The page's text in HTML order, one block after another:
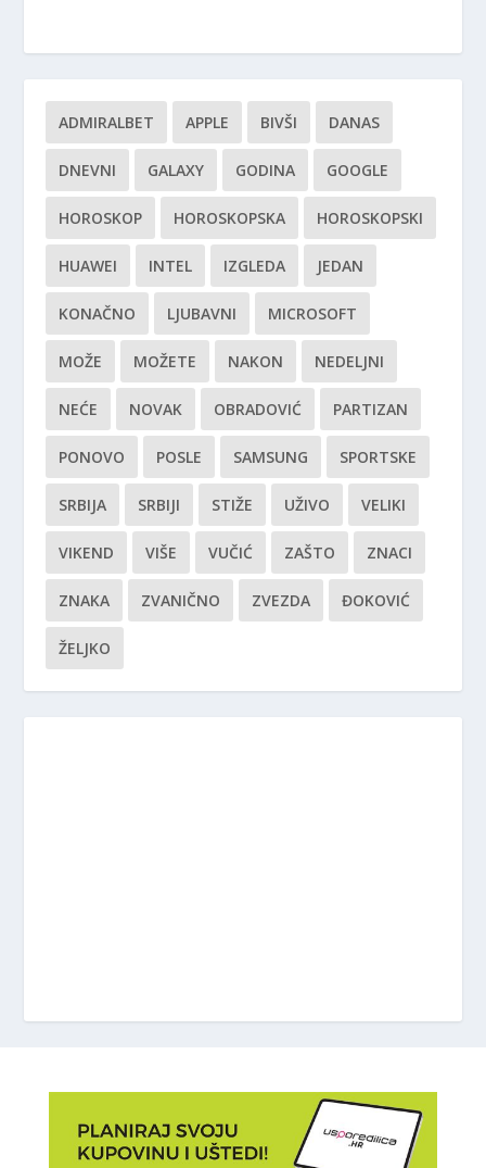
ADMIRALBET APPLE BIVŠI DANAS
DNEVNI GALAXY GODINA GOOGLE
HOROSKOP HOROSKOPSKA HOROSKOPSKI
HUAWEI INTEL IZGLEDA JEDAN
KONAČNO LJUBAVNI MICROSOFT
MOŽE MOŽETE NAKON NEDELJNI
NEĆE NOVAK OBRADOVIĆ PARTIZAN
PONOVO POSLE SAMSUNG SPORTSKE
SRBIJA SRBIJI STIŽE UŽIVO VELIKI
VIKEND VIŠE VUČIĆ ZAŠTO ZNACI
ZNAKA ZVANIČNO ZVEZDA ĐOKOVIĆ
ŽELJKO